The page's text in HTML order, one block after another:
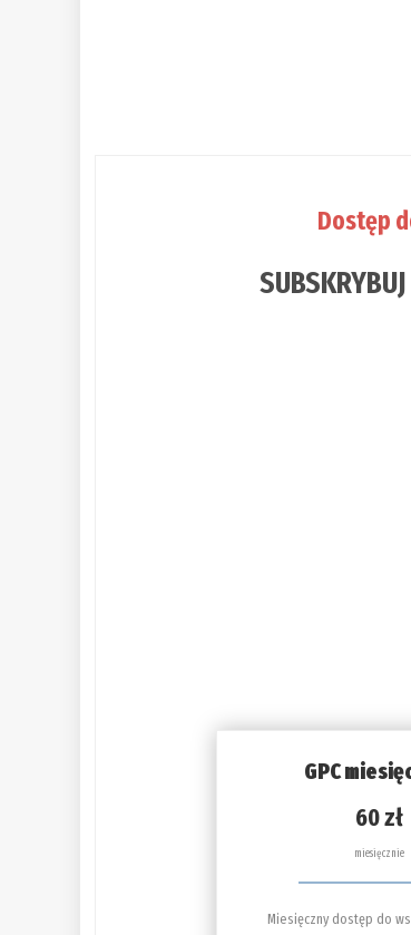
Dostęp
SUBSKRYBUJ
GPC
60 zł
miesięcznie
Miesięczny dostęp do